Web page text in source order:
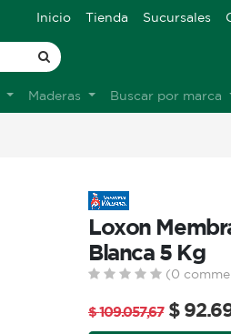
Inicio Tienda Sucursales
Maderas Buscar por marca
Loxon
Blanca 5 Kg
(0
$109.057,67 $